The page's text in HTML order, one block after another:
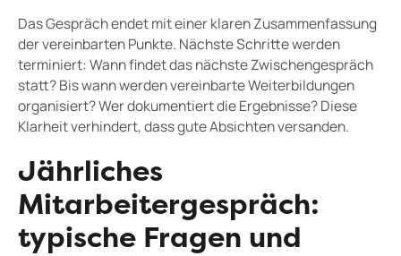
Das Gespräch endet mit einer klaren Zusammenfassung
der vereinbarten Punkte. Nächste Schritte werden
terminiert: Wann findet das nächste Zwischengespräch
statt? Bis wann werden vereinbarte Weiterbildungen
organisiert? Wer dokumentiert die Ergebnisse? Diese
Klarheit verhindert, dass gute Absichten versanden.
Jährliches
Mitarbeitergespräch:
typische Fragen und